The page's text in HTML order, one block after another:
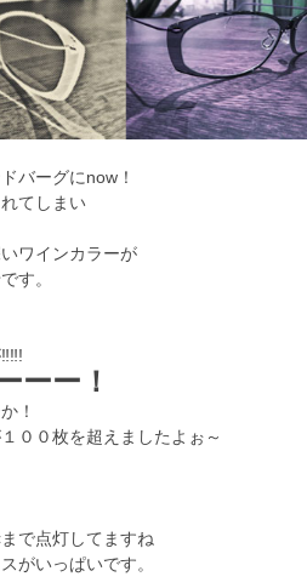
バーグにnow！
てしまい
ワインカラーが
す。
ーー！
！
００枚を超えましたよぉ～
で点灯してますね
がいっぱいです。